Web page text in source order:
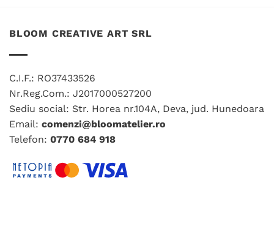
BLOOM CREATIVE ART SRL
C.I.F.: RO37433526
Nr.Reg.Com.: J2017000527200
Sediu social: Str. Horea nr.104A, Deva, jud. Hunedoara
Email: comenzi@bloomatelier.ro
Telefon: 0770 684 918